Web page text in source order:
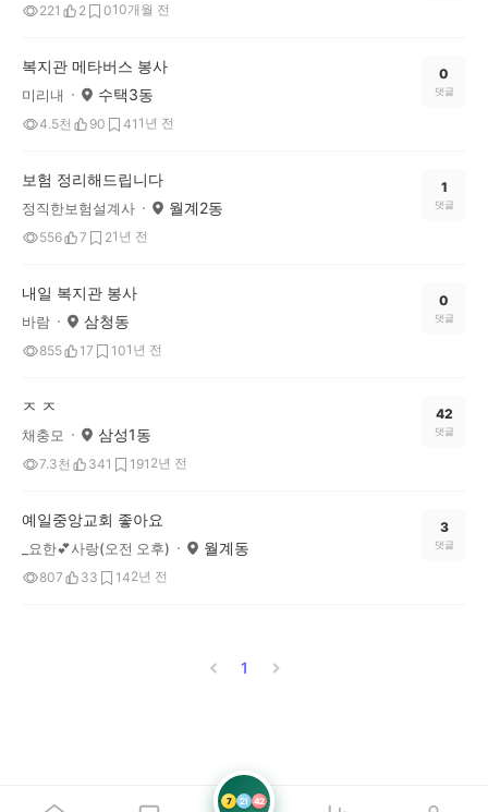
221 2 010개월 전
복지관 메타버스 봉사
미리내 수택3동
4.5천 90 41 1년 전
0
댓글
보험 정리해드립니다
정직한보험설계사 월계2동
556 7 21년 전
1
댓글
내일 복지관 봉사
바람 삼청동
855 17 101년 전
0
댓글
ㅈ ㅈ
채충모 삼성1동
7.3천 341 191 2년 전
42
댓글
예일중앙교회 좋아요
_요한💕사랑(오전 오후) 월계동
807 33 142년 전
3
댓글
1
7 21 42